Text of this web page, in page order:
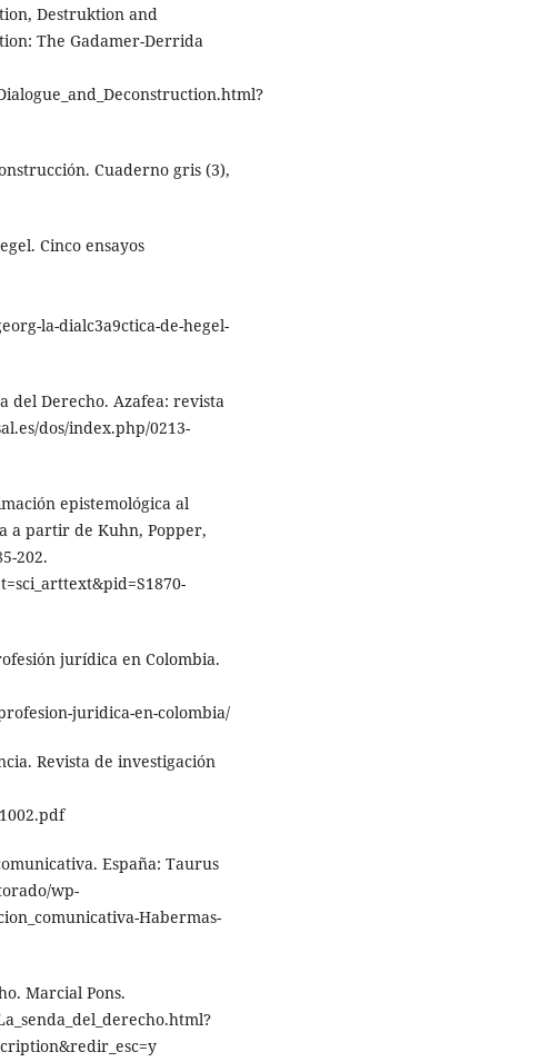
Destruktion and
The Gadamer-Derrida
Cuaderno gris (3),
Cinco ensayos
la-dialc3a9ctica-de-hegel-
del Derecho. Azafea: revista
dos/index.php/0213-
epistemológica al
a partir de Kuhn, Popper,
202.
jurídica en Colombia.
juridica-en-colombia/
Revista de investigación
España: Taurus
wp-
Habermas-
Marcial Pons.